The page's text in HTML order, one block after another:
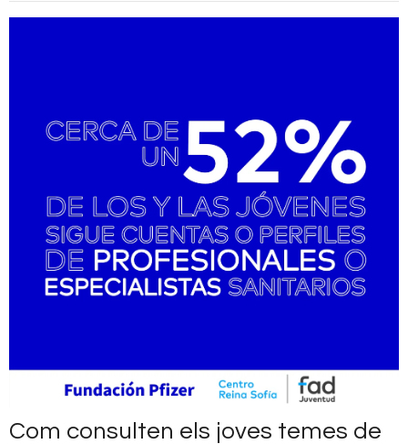
Estem segurs que aquest canvi contribuirà a fer millor el segell
Si el vostre web encara no disposa del segell acreditatiu WMA
podeu fer la sol·licitud en aquestformulari.
Com consulten els joves temes de